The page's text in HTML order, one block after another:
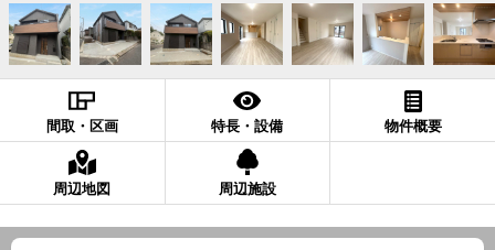
間取・区画 特長・設備 物件概要
周辺地図 周辺施設